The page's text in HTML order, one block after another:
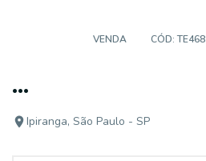
VENDA CÓD:TE468
...
Ipiranga, São Paulo - SP